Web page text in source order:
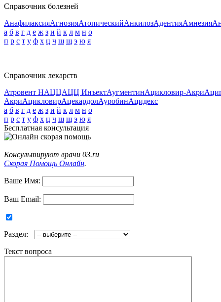
Справочник болезней
АнафилаксияАгнозияАтопическийАнкилозАдентияАмнезия
а б в г д е ж з и й к л м н о
п р с т у ф х ц ч ш щ э ю я
Справочник лекарств
Атровент НАЦЦАЦЦ ИнъектАугментинАцикловир-Акри
АкриАцикловирАцекардолАуробинАцидекс
а б в г д е ж з и й к л м н о
п р с т у ф х ц ч ш щ э ю я
Бесплатная консультация
Консультируют врачи 03.ru
Скорая Помощь Онлайн.
Ваше Имя:
Ваш Email:
Раздел:
Текст вопроса